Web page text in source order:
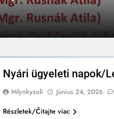
Nyári ügyeleti napok/
Mlynkysuli Június 24, 2026
Részletek/Čitajte viac